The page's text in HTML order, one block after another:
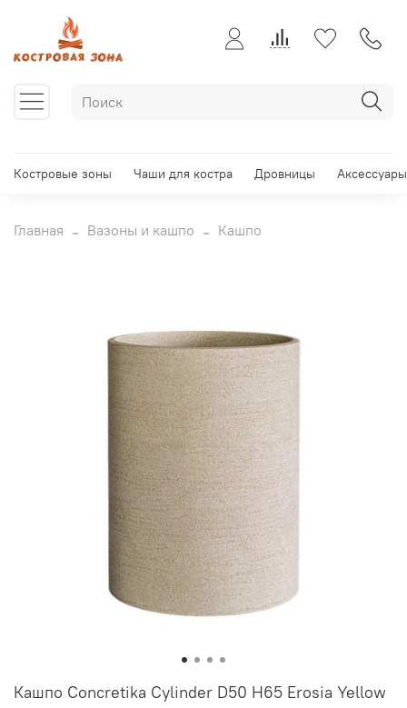
Костровые зоны Чаши для костра Дровницы Аксессуары
Главная Вазоны и кашпо Кашпо
Кашпо Concretika Cylinder D50 H65 Erosia Yellow